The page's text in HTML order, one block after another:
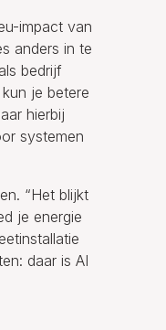
impact van
anders in te
bedrijf
je betere
hierbij
systemen
“Het blijkt
je energie
daar is AI